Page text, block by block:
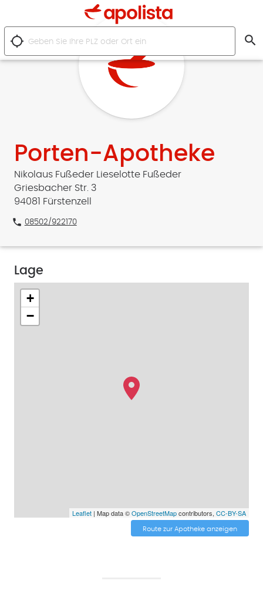
location_searching search
Porten-Apotheke
Nikolaus Fußeder Lieselotte Fußeder
Griesbacher Str. 3
94081 Fürstenzell
phone 08502/922170
Lage
+
−
Leaflet| Map data ©OpenStreetMapcontributors, CC-BY-SA
Route zur Apotheke anzeigen